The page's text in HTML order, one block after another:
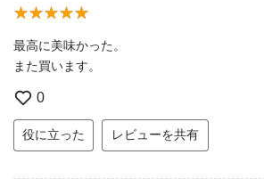
最高に美味かった。
また買います。
0
役に立った レビューを共有